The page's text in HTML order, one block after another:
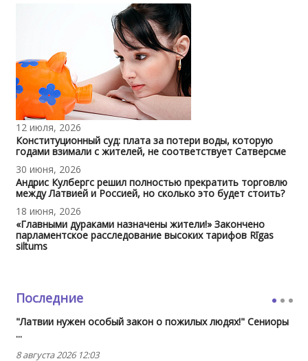
12 июля, 2026
Конституционный суд: плата за потери воды, которую
годами взимали с жителей, не соответствует Сатверсме
30 июня, 2026
Андрис Кулбергс решил полностью прекратить торговлю
между Латвией и Россией, но сколько это будет стоить?
18 июня, 2026
«Главными дураками назначены жители!» Закончено
парламентское расследование высоких тарифов Rīgas
siltums
Последние
"Латвии нужен особый закон о пожилых людях!" Сениоры
...
8 августа 2026 12:03